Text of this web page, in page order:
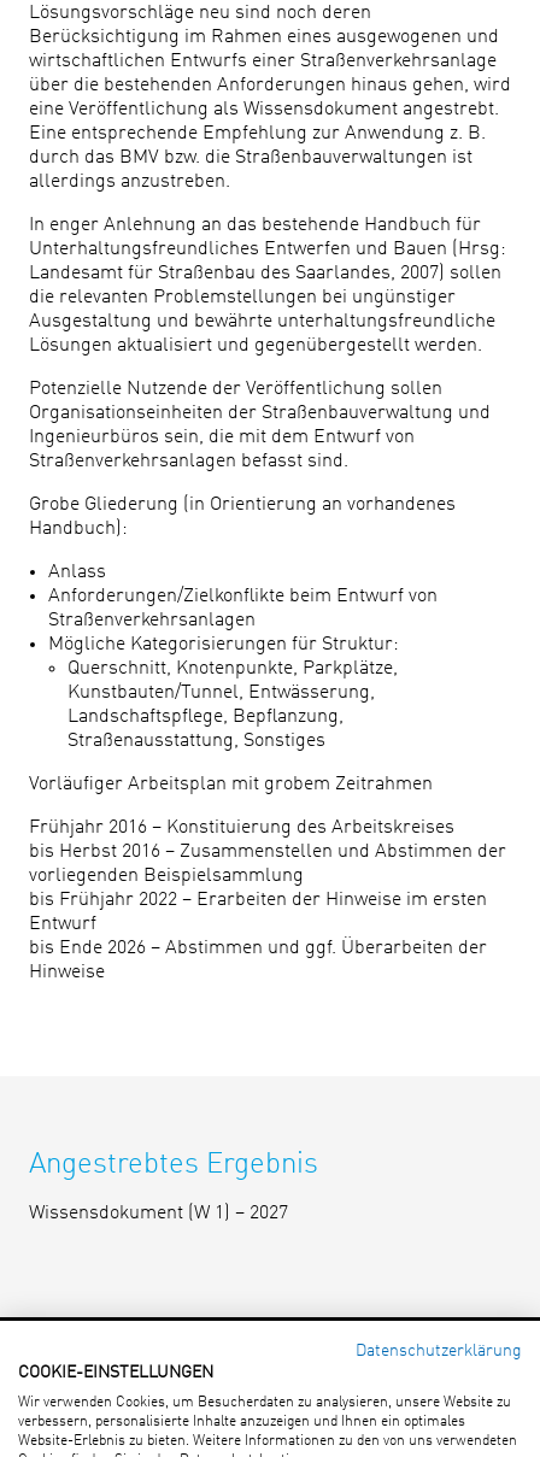
Lösungsvorschläge neu sind noch deren
Berücksichtigung im Rahmen eines ausgewogenen und
wirtschaftlichen Entwurfs einer Straßenverkehrsanlage
über die bestehenden Anforderungen hinaus gehen, wird
eine Veröffentlichung als Wissensdokument angestrebt.
Eine entsprechende Empfehlung zur Anwendung z. B.
durch das BMV bzw. die Straßenbauverwaltungen ist
allerdings anzustreben.
In enger Anlehnung an das bestehende Handbuch für
Unterhaltungsfreundliches Entwerfen und Bauen (Hrsg:
Landesamt für Straßenbau des Saarlandes, 2007) sollen
die relevanten Problemstellungen bei ungünstiger
Ausgestaltung und bewährte unterhaltungsfreundliche
Lösungen aktualisiert und gegenübergestellt werden.
Potenzielle Nutzende der Veröffentlichung sollen
Organisationseinheiten der Straßenbauverwaltung und
Ingenieurbüros sein, die mit dem Entwurf von
Straßenverkehrsanlagen befasst sind.
Grobe Gliederung (in Orientierung an vorhandenes
Handbuch):
Anlass
Anforderungen/Zielkonflikte beim Entwurf von
Straßenverkehrsanlagen
Mögliche Kategorisierungen für Struktur:
Querschnitt, Knotenpunkte, Parkplätze,
Kunstbauten/Tunnel, Entwässerung,
Landschaftspflege, Bepflanzung,
Straßenausstattung, Sonstiges
Vorläufiger Arbeitsplan mit grobem Zeitrahmen
Frühjahr 2016 – Konstituierung des Arbeitskreises
bis Herbst 2016 – Zusammenstellen und Abstimmen der
vorliegenden Beispielsammlung
bis Frühjahr 2022 – Erarbeiten der Hinweise im ersten
Entwurf
bis Ende 2026 – Abstimmen und ggf. Überarbeiten der
Hinweise
Angestrebtes Ergebnis
Wissensdokument (W 1) – 2027
Straßen- und Verkehrswesen e. V.
An Lyskirchen 14 · 50676 Köln
Datenschutzerklärung
COOKIE-EINSTELLUNGEN
Wir verwenden Cookies, um Besucherdaten zu analysieren, unsere Website zu
verbessern, personalisierte Inhalte anzuzeigen und Ihnen ein optimales
Website-Erlebnis zu bieten. Weitere Informationen zu den von uns verwendeten